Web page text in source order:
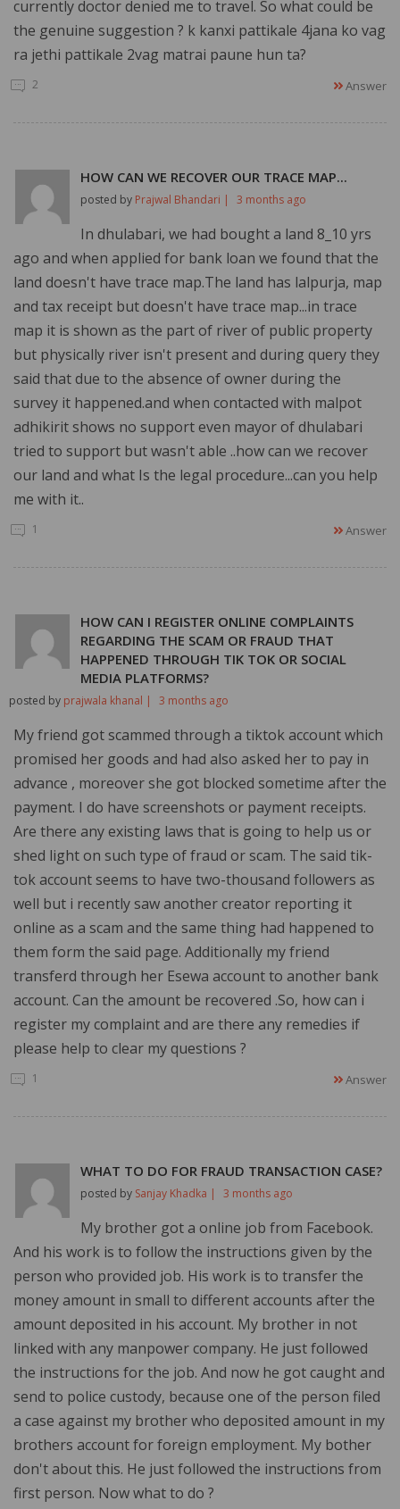
currently doctor denied me to travel. So what could be
the genuine suggestion ? k kanxi pattikale 4jana ko vag
ra jethi pattikale 2vag matrai paune hun ta?
2 Answer
HOW CAN WE RECOVER OUR TRACE MAP...
posted by Prajwal Bhandari | 3 months ago
In dhulabari, we had bought a land 8_10 yrs
ago and when applied for bank loan we found that the
land doesn't have trace map.The land has lalpurja, map
and tax receipt but doesn't have trace map...in trace
map it is shown as the part of river of public property
but physically river isn't present and during query they
said that due to the absence of owner during the
survey it happened.and when contacted with malpot
adhikirit shows no support even mayor of dhulabari
tried to support but wasn't able ..how can we recover
our land and what Is the legal procedure...can you help
me with it..
1 Answer
HOW CAN I REGISTER ONLINE COMPLAINTS
REGARDING THE SCAM OR FRAUD THAT
HAPPENED THROUGH TIK TOK OR SOCIAL
MEDIA PLATFORMS?
posted by prajwala khanal | 3 months ago
My friend got scammed through a tiktok account which
promised her goods and had also asked her to pay in
advance , moreover she got blocked sometime after the
payment. I do have screenshots or payment receipts.
Are there any existing laws that is going to help us or
shed light on such type of fraud or scam. The said tik-
tok account seems to have two-thousand followers as
well but i recently saw another creator reporting it
online as a scam and the same thing had happened to
them form the said page. Additionally my friend
transferd through her Esewa account to another bank
account. Can the amount be recovered .So, how can i
register my complaint and are there any remedies if
please help to clear my questions ?
1 Answer
WHAT TO DO FOR FRAUD TRANSACTION CASE?
posted by Sanjay Khadka | 3 months ago
My brother got a online job from Facebook.
And his work is to follow the instructions given by the
person who provided job. His work is to transfer the
money amount in small to different accounts after the
amount deposited in his account. My brother in not
linked with any manpower company. He just followed
the instructions for the job. And now he got caught and
send to police custody, because one of the person filed
a case against my brother who deposited amount in my
brothers account for foreign employment. My bother
don't about this. He just followed the instructions from
first person. Now what to do ?